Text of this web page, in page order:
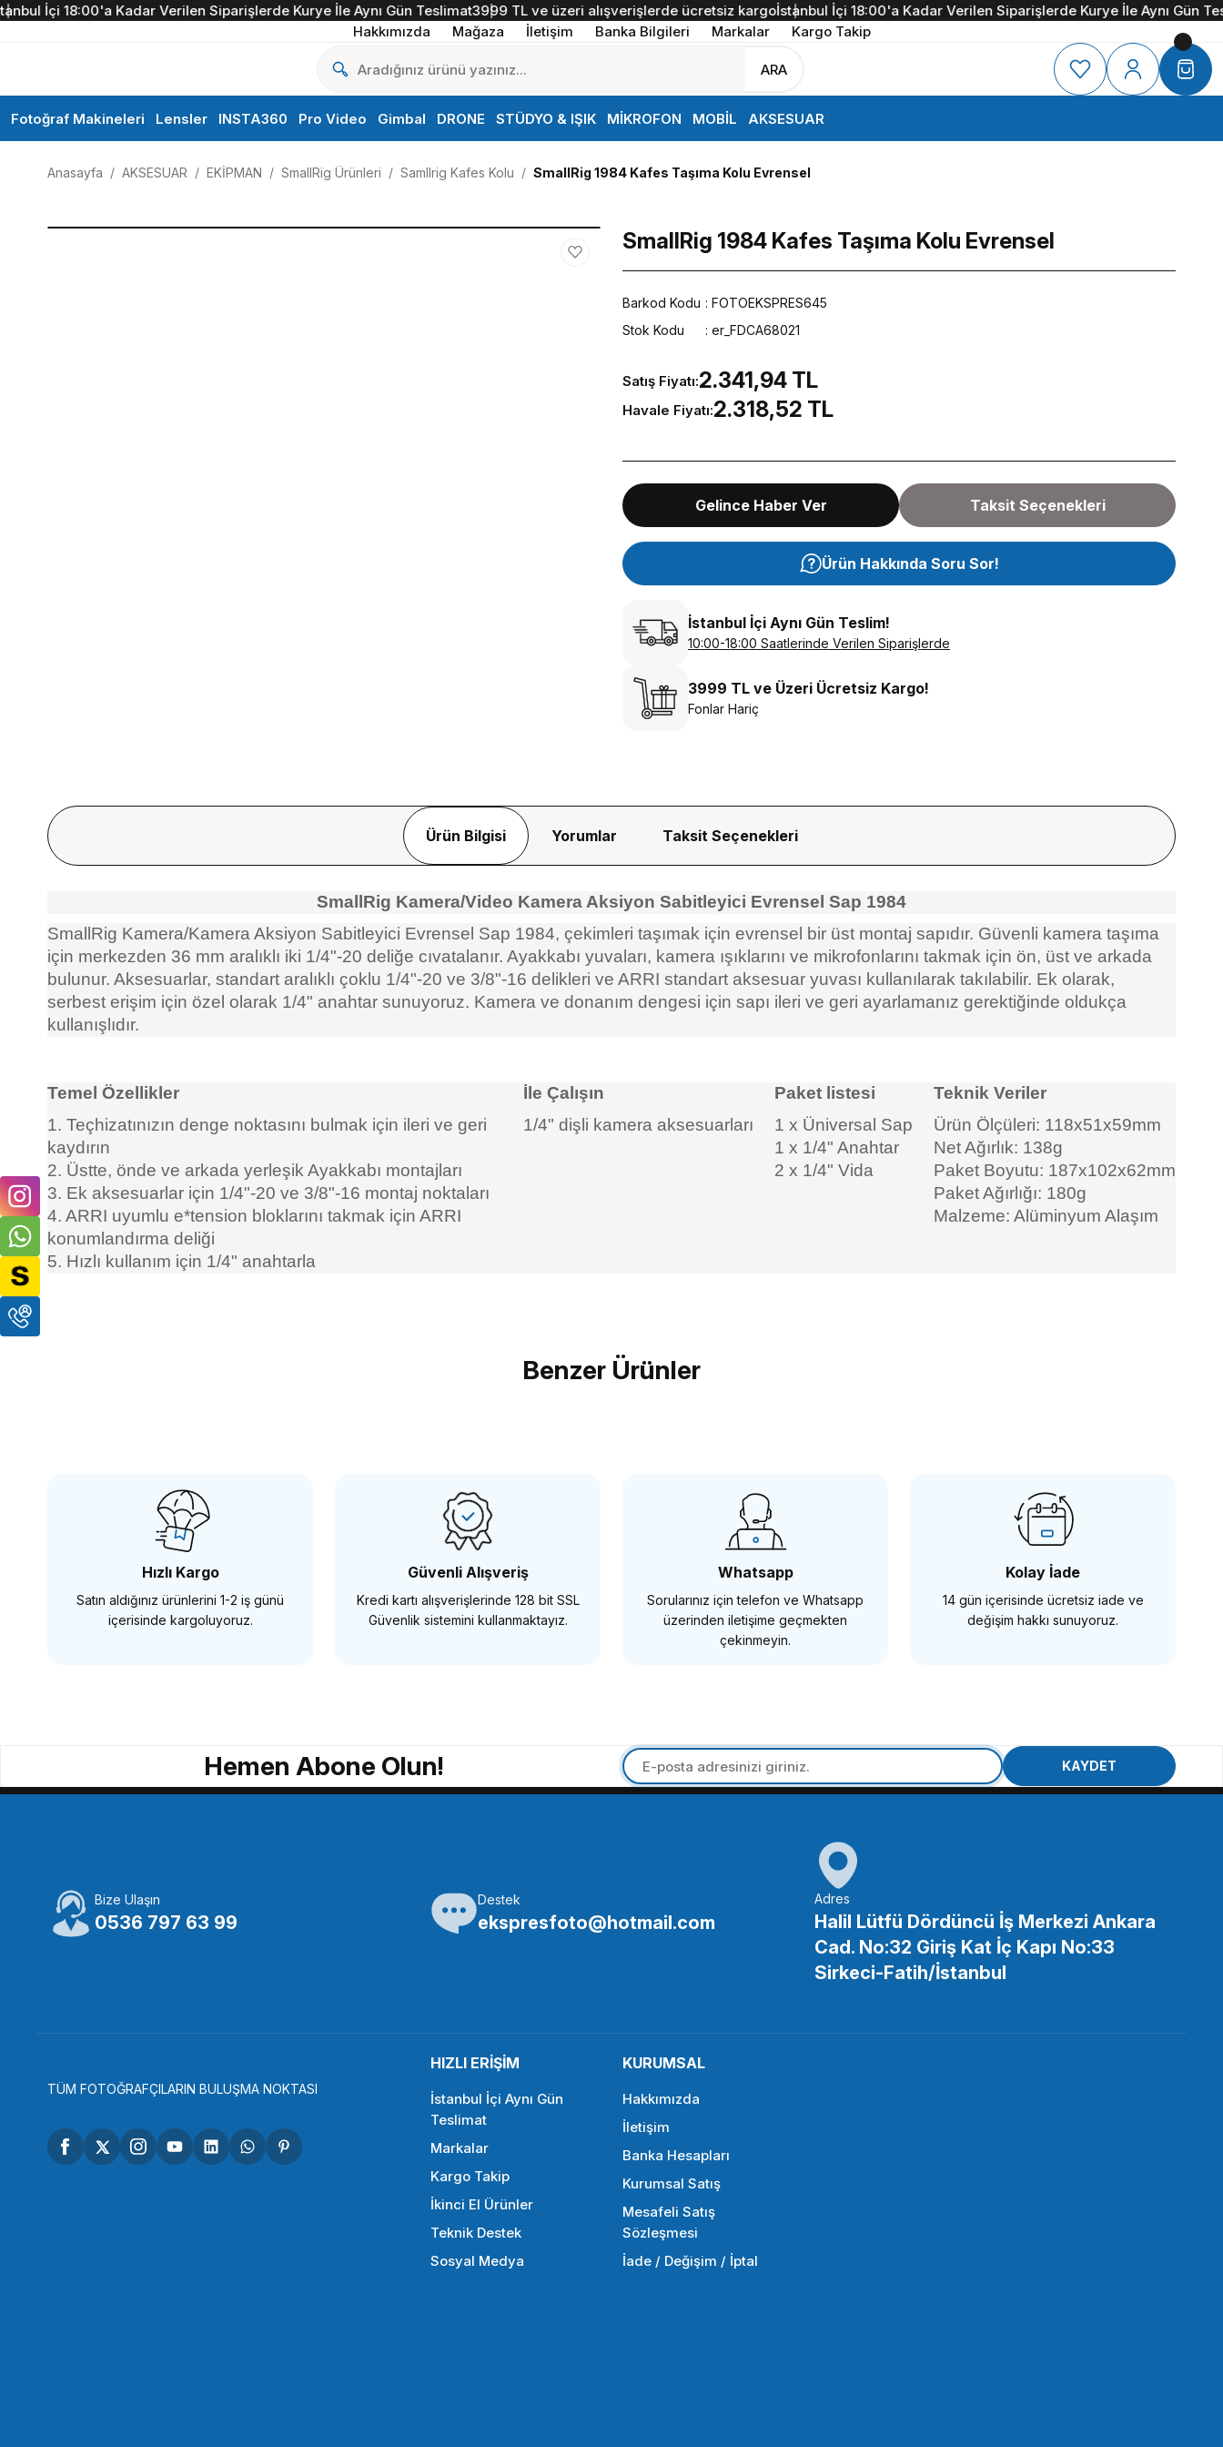
İçi 18:00'a Kadar Verilen Siparişlerde Kurye İle Aynı Gün Teslimat3999 TL ve üzeri alışverişlerde ücretsiz kargoİstanbul İçi 18:00'a Kadar Verilen Siparişlerde Kurye İle Aynı Gün
Hakkımızda
Mağaza İletişim Banka Bilgileri Markalar Kargo Takip
ARA
Fotoğraf Makineleri Lensler INSTA360 Pro Video Gimbal DRONE STÜDYO & IŞIK MİKROFON MOBİL AKSESUAR
Anasayfa AKSESUAR EKİPMAN SmallRig Ürünleri Samllrig Kafes Kolu SmallRig 1984 Kafes Taşıma Kolu Evrensel
SmallRig 1984 Kafes Taşıma Kolu Evrensel
Barkod Kodu
FOTOEKSPRES645
Stok Kodu
er_FDCA68021
Satış Fiyatı:2.341,94 TL
Havale Fiyatı:2.318,52 TL
Gelince Haber Ver Taksit Seçenekleri
Ürün Hakkında Soru Sor!
İstanbul İçi Aynı Gün Teslim!
10:00-18:00 Saatlerinde Verilen Siparişlerde
3999 TL ve Üzeri Ücretsiz Kargo!
Fonlar Hariç
Ürün Bilgisi Yorumlar Taksit Seçenekleri
SmallRig Kamera/Video Kamera Aksiyon Sabitleyici Evrensel Sap 1984
SmallRig Kamera/Kamera Aksiyon Sabitleyici Evrensel Sap 1984, çekimleri taşımak için evrensel bir üst montaj sapıdır. Güvenli kamera taşıma
için merkezden 36 mm aralıklı iki 1/4"-20 deliğe cıvatalanır. Ayakkabı yuvaları, kamera ışıklarını ve mikrofonlarını takmak için ön, üst ve arkada
bulunur. Aksesuarlar, standart aralıklı çoklu 1/4"-20 ve 3/8"-16 delikleri ve ARRI standart aksesuar yuvası kullanılarak takılabilir. Ek olarak,
serbest erişim için özel olarak 1/4" anahtar sunuyoruz. Kamera ve donanım dengesi için sapı ileri ve geri ayarlamanız gerektiğinde oldukça
kullanışlıdır.
Temel Özellikler
1. Teçhizatınızın denge noktasını bulmak için ileri ve geri
kaydırın
2. Üstte, önde ve arkada yerleşik Ayakkabı montajları
3. Ek aksesuarlar için 1/4"-20 ve 3/8"-16 montaj noktaları
4. ARRI uyumlu e*tension bloklarını takmak için ARRI
konumlandırma deliği
5. Hızlı kullanım için 1/4" anahtarla
İle Çalışın
1/4" dişli kamera aksesuarları
Paket listesi
1 x Üniversal Sap
1 x 1/4" Anahtar
2 x 1/4" Vida
Teknik Veriler
Ürün Ölçüleri: 118x51x59mm
Net Ağırlık: 138g
Paket Boyutu: 187x102x62mm
Paket Ağırlığı: 180g
Malzeme: Alüminyum Alaşım
Benzer Ürünler
4.596,90 TL
SEPETE EKLE
5.828,86 TL
SEPETE EKLE
5.828,86 TL
SEPETE EKLE
2.396,86 TL 3.298,94 TL
SMALLRİG
SEPETE EKLE
SMALLRİG
SmallRig 2913 Ahşap Mini Yan Sap (1/4”-20 Vida)
SMALLRİG SMALLRİG
SmallRig 4756 Kafes İçin Mini Yan Sap 1/4 Vidalı
2.583,90 TL
Hızlı Kargo
Satın aldığınız ürünlerini 1-2 iş günü
içerisinde kargoluyoruz.
Güvenli Alışveriş
Kredi kartı alışverişlerinde 128 bit SSL
Güvenlik sistemini kullanmaktayız.
Whatsapp
Sorularınız için telefon ve Whatsapp
üzerinden iletişime geçmekten
çekinmeyin.
Kolay İade
14 gün içerisinde ücretsiz iade ve
değişim hakkı sunuyoruz.
Hemen Abone Olun! KAYDET
Bize Ulaşın
0536 797 63 99
Destek
ekspresfoto@hotmail.com
Adres
Halil Lütfü Dördüncü İş Merkezi Ankara
Cad. No:32 Giriş Kat İç Kapı No:33
Sirkeci-Fatih/İstanbul
TÜM FOTOĞRAFÇILARIN BULUŞMA NOKTASI
HIZLI ERİŞİM
İstanbul İçi Aynı Gün
Teslimat
Markalar
Kargo Takip
İkinci El Ürünler
Teknik Destek
Sosyal Medya
KURUMSAL
Hakkımızda
İletişim
Banka Hesapları
Kurumsal Satış
Mesafeli Satış
Sözleşmesi
İade / Değişim / İptal